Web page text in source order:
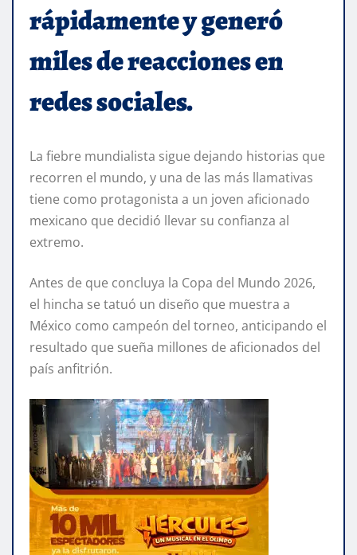
rápidamente y generó
miles de reacciones en
redes sociales.
La fiebre mundialista sigue dejando historias que
recorren el mundo, y una de las más llamativas
tiene como protagonista a un joven aficionado
mexicano que decidió llevar su confianza al
extremo.
Antes de que concluya la Copa del Mundo 2026,
el hincha se tatuó un diseño que muestra a
México como campeón del torneo, anticipando el
resultado que sueña millones de aficionados del
país anfitrión.